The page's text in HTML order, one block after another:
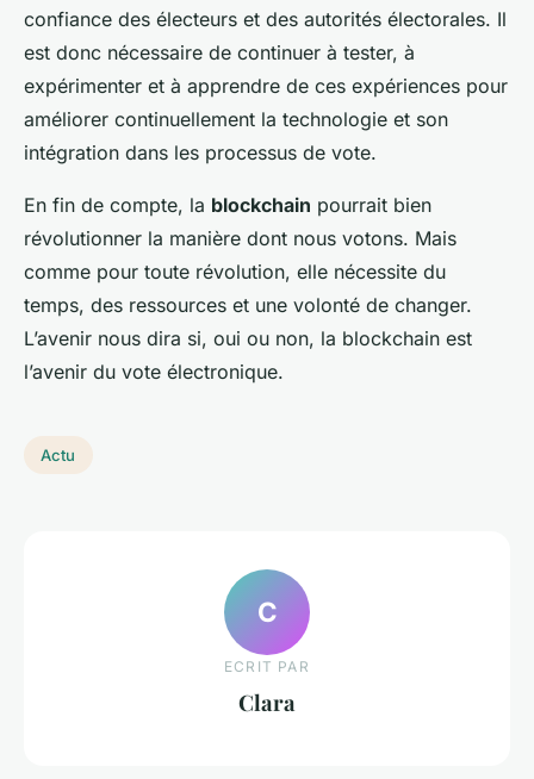
confiance des électeurs et des autorités électorales. Il
est donc nécessaire de continuer à tester, à
expérimenter et à apprendre de ces expériences pour
améliorer continuellement la technologie et son
intégration dans les processus de vote.
En fin de compte, la blockchain pourrait bien
révolutionner la manière dont nous votons. Mais
comme pour toute révolution, elle nécessite du
temps, des ressources et une volonté de changer.
L’avenir nous dira si, oui ou non, la blockchain est
l’avenir du vote électronique.
Actu
C
ECRIT PAR
Clara